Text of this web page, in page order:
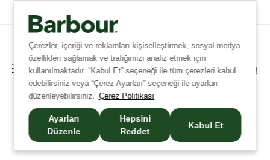
Çerezler, içeriği ve reklamları kişiselleştirmek, sosyal medya
özellikleri sağlamak ve trafiğimizi analiz etmek için
kullanılmaktadır. “Kabul Et” seçeneği ile tüm çerezleri kabul
edebilirsiniz veya “Çerez Ayarları” seçeneği ile ayarları
düzenleyebilirsiniz. Çerez Politikası
Ayarları
Düzenle
Hepsini
Reddet
Kabul Et